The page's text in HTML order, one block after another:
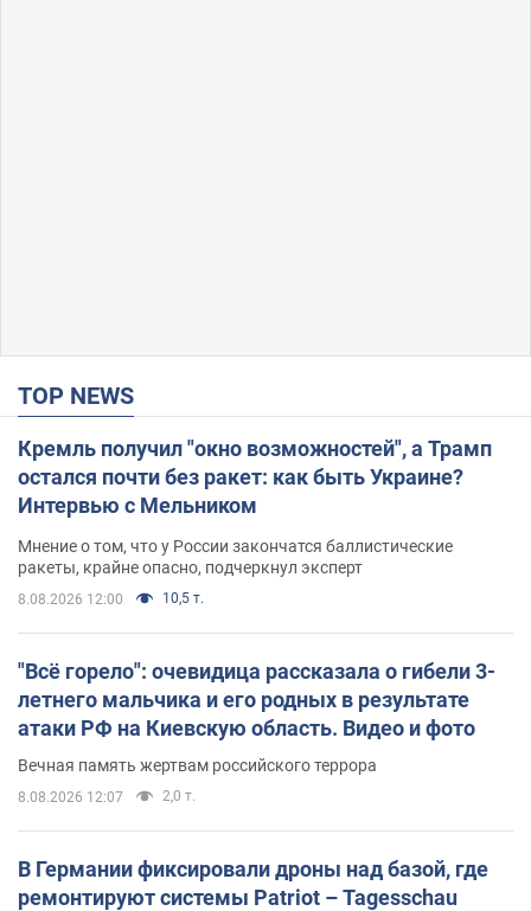
TOP NEWS
Кремль получил "окно возможностей", а Трамп
остался почти без ракет: как быть Украине?
Интервью с Мельником
Мнение о том, что у России закончатся баллистические
ракеты, крайне опасно, подчеркнул эксперт
8.08.2026 12:00 10,5 т.
"Всё горело": очевидица рассказала о гибели 3-
летнего мальчика и его родных в результате
атаки РФ на Киевскую область. Видео и фото
Вечная память жертвам российского террора
8.08.2026 12:07 2,0 т.
В Германии фиксировали дроны над базой, где
ремонтируют системы Patriot – Tagesschau